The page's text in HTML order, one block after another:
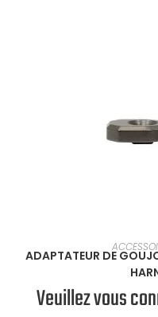
ADAPTATEUR DE
Veuillez vous